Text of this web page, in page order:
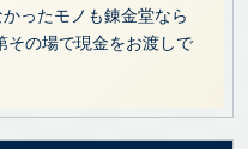
ったモノも錬金堂なら
その場で現金をお渡しで